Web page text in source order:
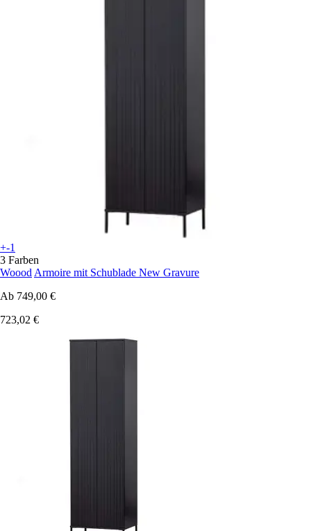
+-1
3 Farben
Woood Armoire mit Schublade New Gravure
Ab 749,00 €
723,02 €